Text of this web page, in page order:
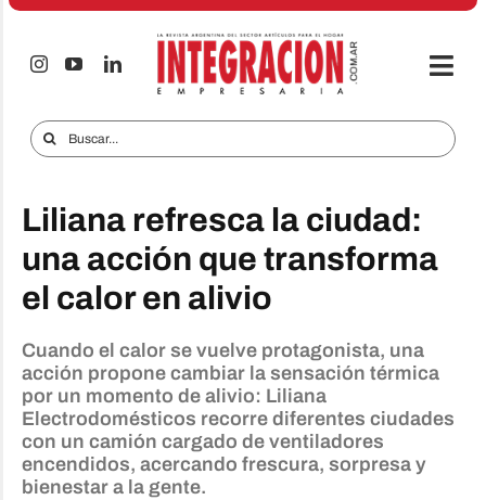
Saltar
Audio & TV
iTECNO
Celulares
Informes Especiales
Anuncie
Contacto
Buscar:
Liliana refresca la ciudad:
una acción que transforma
el calor en alivio
Cuando el calor se vuelve protagonista, una
acción propone cambiar la sensación térmica
por un momento de alivio: Liliana
Electrodomésticos recorre diferentes ciudades
con un camión cargado de ventiladores
encendidos, acercando frescura, sorpresa y
bienestar a la gente.